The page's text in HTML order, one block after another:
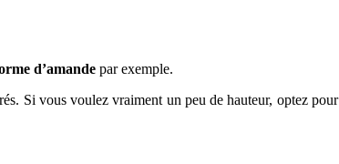
d’amande par exemple.
Si vous voulez vraiment un peu de hauteur, optez